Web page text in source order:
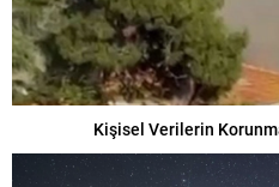
Kişisel Verilerin